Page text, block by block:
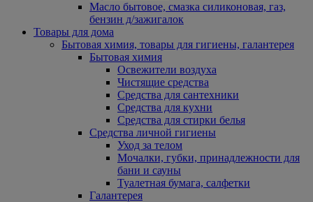
Масло бытовое, смазка силиконовая, газ,
бензин д/зажигалок
Товары для дома
Бытовая химия, товары для гигиены, галантерея
Бытовая химия
Освежители воздуха
Чистящие средства
Средства для сантехники
Средства для кухни
Средства для стирки белья
Средства личной гигиены
Уход за телом
Мочалки, губки, принадлежности для
бани и сауны
Туалетная бумага, салфетки
Галантерея